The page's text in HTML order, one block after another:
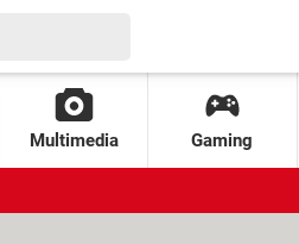
Multimedia Gaming